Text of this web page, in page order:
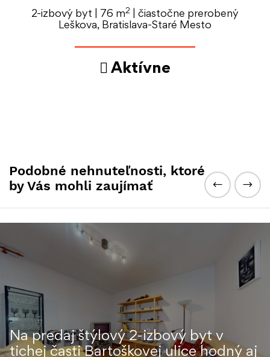
2-izbový byt | 76 m2
| čiastočne prerobený
Leškova, Bratislava-Staré Mesto
Aktívne
Podobné nehnuteľnosti, ktoré
by Vás mohli zaujímať
Na predaj štýlový 2-izbový byt v
tichej časti Bartoškovej ulice hodný aj